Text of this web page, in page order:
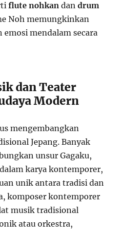
flute nohkan dandrum
Noh memungkinkan
mendalam secara
dan Teater
Modern
mengembangkan
Jepang. Banyak
unsur Gagaku,
karya kontemporer,
unik antara tradisi dan
komposer kontemporer
musik tradisional
atau orkestra,